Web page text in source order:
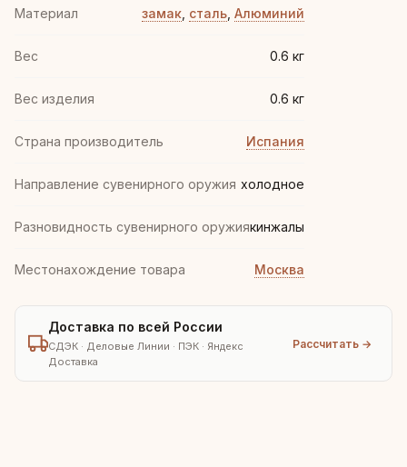
Материал замак сталь Алюминий
Вес 0.6 кг
Вес изделия 0.6 кг
Страна производитель Испания
Направление сувенирного оружия холодное
Разновидность сувенирного оружиякинжалы
Местонахождение товара Москва
Доставка по всей России
СДЭК · Деловые Линии · ПЭК · Яндекс
Доставка
Рассчитать →